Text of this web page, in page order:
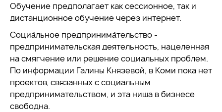
Обучение предполагает как сессионное, так и
дистанционное обучение через интернет.
Социа́льное предпринима́тельство -
предпринимательская деятельность, нацеленная
на смягчение или решение социальных проблем.
По информации Галины Князевой, в Коми пока нет
проектов, связанных с социальным
предпринимательством, и эта ниша в бизнесе
свободна.